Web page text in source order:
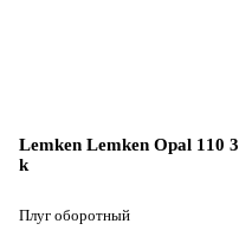
Lemken Lemken Opal 110 3
k
Плуг оборотный